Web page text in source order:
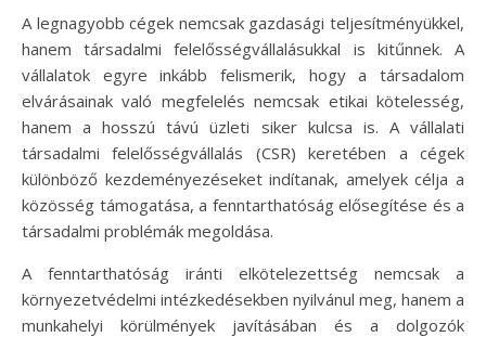
A legnagyobb cégek nemcsak gazdasági teljesítményükkel,
hanem társadalmi felelősségvállalásukkal is kitűnnek. A
vállalatok egyre inkább felismerik, hogy a társadalom
elvárásainak való megfelelés nemcsak etikai kötelesség,
hanem a hosszú távú üzleti siker kulcsa is. A vállalati
társadalmi felelősségvállalás (CSR) keretében a cégek
különböző kezdeményezéseket indítanak, amelyek célja a
közösség támogatása, a fenntarthatóság elősegítése és a
társadalmi problémák megoldása.
A fenntarthatóság iránti elkötelezettség nemcsak a
környezetvédelmi intézkedésekben nyilvánul meg, hanem a
munkahelyi körülmények javításában és a dolgozók